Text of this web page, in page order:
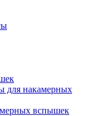
для накамерных
вспышек